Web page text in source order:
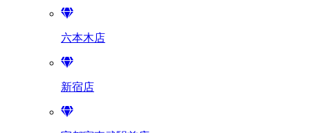
六本木店
新宿店